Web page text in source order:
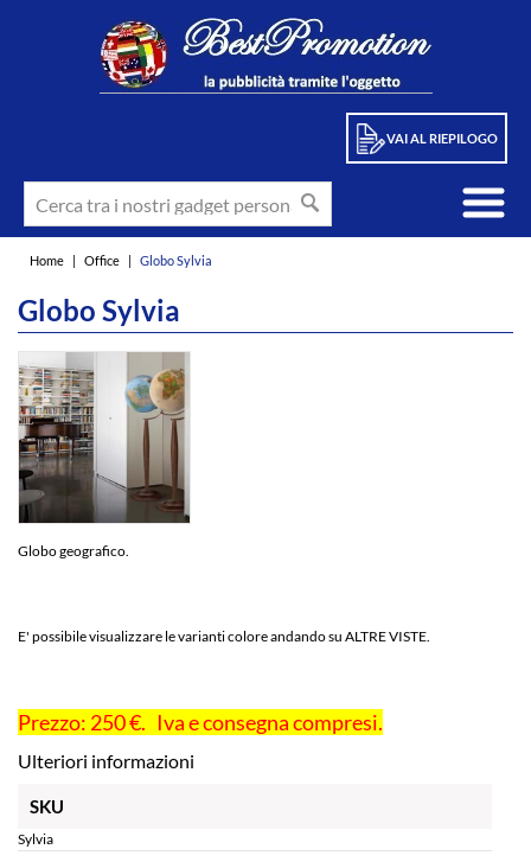
VAI AL RIEPILOGO
Home | Office | Globo Sylvia
Globo Sylvia
Globo geografico.
E' possibile visualizzare le varianti colore andando su ALTRE VISTE.
Prezzo: 250 €. Iva e consegna compresi.
Ulteriori informazioni
SKU
Sylvia